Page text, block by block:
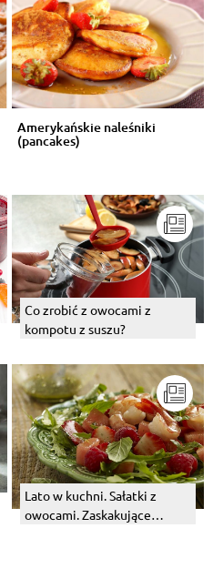
Amerykańskie naleśniki
(pancakes)
Co zrobić z owocami z
kompotu z suszu?
Lato w kuchni. Sałatki z
owocami. Zaskakujące